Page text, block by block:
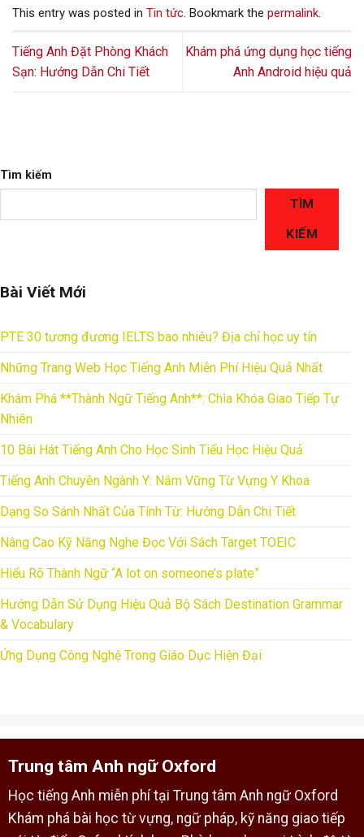
This entry was posted in Tin tức. Bookmark the permalink.
Tiếng Anh Đặt Phòng Khách
Sạn: Hướng Dẫn Chi Tiết
Khám phá ứng dụng học tiếng
Anh Android hiệu quả
Tìm kiếm
TÌM
KIẾM
Bài Viết Mới
PTE 30 tương đương IELTS bao nhiêu? Địa chỉ học uy tín
Những Trang Web Học Tiếng Anh Miễn Phí Hiệu Quả Nhất
Khám Phá **Thành Ngữ Tiếng Anh**: Chìa Khóa Giao Tiếp Tự
Nhiên
10 Bài Hát Tiếng Anh Cho Học Sinh Tiểu Học Hiệu Quả
Tiếng Anh Chuyên Ngành Y: Nắm Vững Từ Vựng Y Khoa
Dạng So Sánh Nhất Của Tính Từ: Hướng Dẫn Chi Tiết
Nâng Cao Kỹ Năng Nghe Đọc Với Sách Target TOEIC
Hiểu Rõ Thành Ngữ “A lot on someone’s plate”
Hướng Dẫn Sử Dụng Hiệu Quả Bộ Sách Destination Grammar
& Vocabulary
Ứng Dụng Công Nghệ Trong Giáo Dục Hiện Đại
Trung tâm Anh ngữ Oxford
Học tiếng Anh miễn phí tại Trung tâm Anh ngữ Oxford
Khám phá bài học từ vựng, ngữ pháp, kỹ năng giao tiếp